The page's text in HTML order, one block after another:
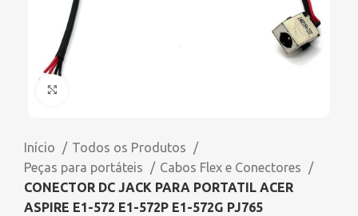
Início
Todos os Produtos
Peças para portáteis
Cabos Flex e Conectores
CONECTOR DC JACK PARA PORTATIL ACER
ASPIRE E1-572 E1-572P E1-572G PJ765